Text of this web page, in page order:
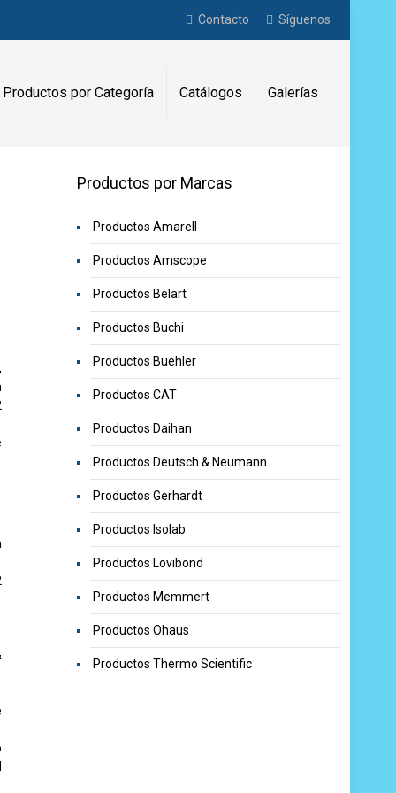
Contacto Síguenos
Productos por Categoría Catálogos Galerías
Productos por Marcas
Productos Amarell
Productos Amscope
Productos Belart
Productos Buchi
Productos Buehler
Productos CAT
Productos Daihan
Productos Deutsch & Neumann
Productos Gerhardt
Productos Isolab
Productos Lovibond
Productos Memmert
Productos Ohaus
Productos Thermo Scientific